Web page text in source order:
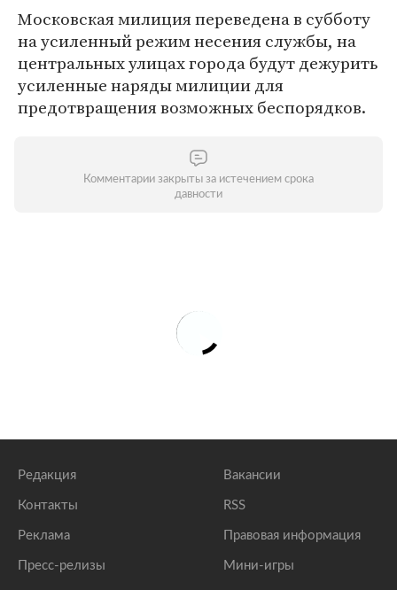
Московская милиция переведена в субботу
на усиленный режим несения службы, на
центральных улицах города будут дежурить
усиленные наряды милиции для
предотвращения возможных беспорядков.
Комментарии закрыты за истечением срока
давности
Редакция
Контакты
Реклама
Пресс-релизы
Вакансии
RSS
Правовая информация
Мини-игры